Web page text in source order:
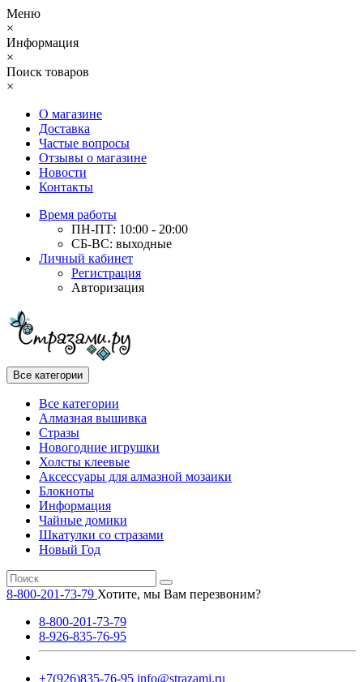
Меню
×
Информация
×
Поиск товаров
×
О магазине
Доставка
Частые вопросы
Отзывы о магазине
Новости
Контакты
Время работы
ПН-ПТ: 10:00 - 20:00
СБ-ВС: выходные
Личный кабинет
Регистрация
Авторизация
Все категории
Все категории
Алмазная вышивка
Стразы
Новогодние игрушки
Холсты клеевые
Аксессуары для алмазной мозаики
Блокноты
Информация
Чайные домики
Шкатулки со стразами
Новый Год
8-800-201-73-79 Хотите, мы Вам перезвоним?
8-800-201-73-79
8-926-835-76-95
+7(926)835-76-95 info@strazami.ru